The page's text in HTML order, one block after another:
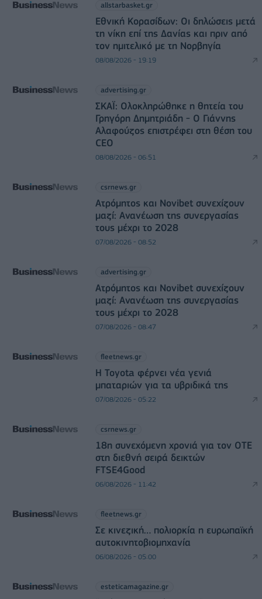
allstarbasket.gr
Εθνική Κορασίδων: Οι δηλώσεις μετά
τη νίκη επί της Δανίας και πριν από
τον ημιτελικό με τη Νορβηγία
08/08/2026 - 19:19
advertising.gr
ΣΚΑΪ: Ολοκληρώθηκε η θητεία του
Γρηγόρη Δημητριάδη - Ο Γιάννης
Αλαφούζος επιστρέφει στη θέση του
CEO
08/08/2026 - 06:51
csrnews.gr
Ατρόμητος και Novibet συνεχίζουν
μαζί: Ανανέωση της συνεργασίας
τους μέχρι το 2028
07/08/2026 - 08:52
advertising.gr
Ατρόμητος και Novibet συνεχίζουν
μαζί: Ανανέωση της συνεργασίας
τους μέχρι το 2028
07/08/2026 - 08:47
fleetnews.gr
Η Toyota φέρνει νέα γενιά
μπαταριών για τα υβριδικά της
07/08/2026 - 05:22
csrnews.gr
18η συνεχόμενη χρονιά για τον ΟΤΕ
στη διεθνή σειρά δεικτών
FTSE4Good
06/08/2026 - 11:42
fleetnews.gr
Σε κινεζική… πολιορκία η ευρωπαϊκή
αυτοκινητοβιομηχανία
06/08/2026 - 05:00
esteticamagazine.gr